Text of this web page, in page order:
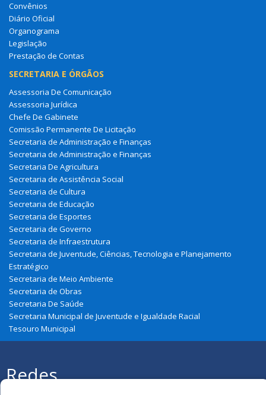
Convênios
Diário Oficial
Organograma
Legislação
Prestação de Contas
SECRETARIA E ÓRGÃOS
Assessoria De Comunicação
Assessoria Jurídica
Chefe De Gabinete
Comissão Permanente De Licitação
Secretaria de Administração e Finanças
Secretaria de Administração e Finanças
Secretaria De Agricultura
Secretaria de Assistência Social
Secretaria de Cultura
Secretaria de Educação
Secretaria de Esportes
Secretaria de Governo
Secretaria de Infraestrutura
Secretaria de Juventude, Ciências, Tecnologia e Planejamento
Estratégico
Secretaria de Meio Ambiente
Secretaria de Obras
Secretaria De Saúde
Secretaria Municipal de Juventude e Igualdade Racial
Tesouro Municipal
Redes